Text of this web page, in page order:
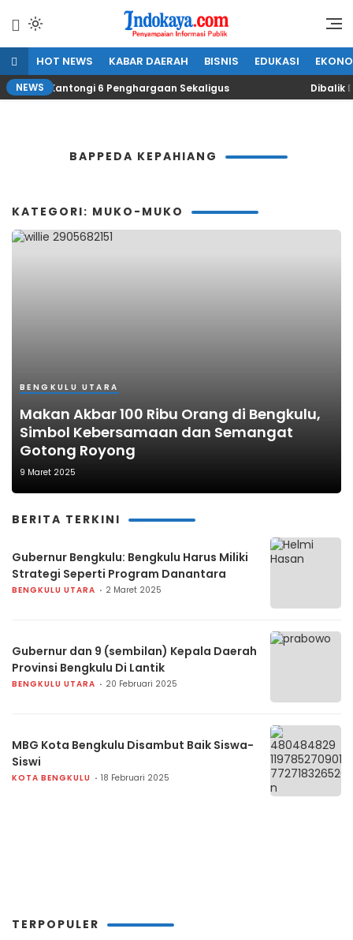
konten
IndoKaya
Penyampaian Informasi Publik
HOT NEWS KABAR DAERAH BISNIS EDUKASI
NEWSKantongi 6 Penghargaan Sekaligus Dibalik
BAPPEDA KEPAHIANG
KATEGORI: MUKO-MUKO
BENGKULU UTARA
Makan Akbar 100 Ribu Orang di Bengkulu,
Simbol Kebersamaan dan Semangat
Gotong Royong
9 Maret 2025
BERITA TERKINI
Gubernur Bengkulu: Bengkulu Harus Miliki
Strategi Seperti Program Danantara
BENGKULU UTARA 2 Maret 2025
Gubernur dan 9 (sembilan) Kepala Daerah
Provinsi Bengkulu Di Lantik
BENGKULU UTARA 20 Februari 2025
MBG Kota Bengkulu Disambut Baik Siswa-
Siswi
KOTA BENGKULU 18 Februari 2025
TERPOPULER